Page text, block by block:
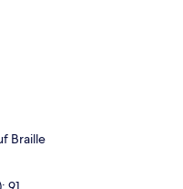
Braille